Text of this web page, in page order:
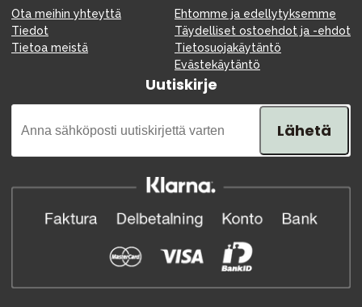
Ota meihin yhteyttä
Tiedot
Tietoa meistä
Ehtomme ja edellytyksemme
Täydelliset ostoehdot ja -ehdot
Tietosuojakäytäntö
Evästekäytäntö
Uutiskirje
Lähetä